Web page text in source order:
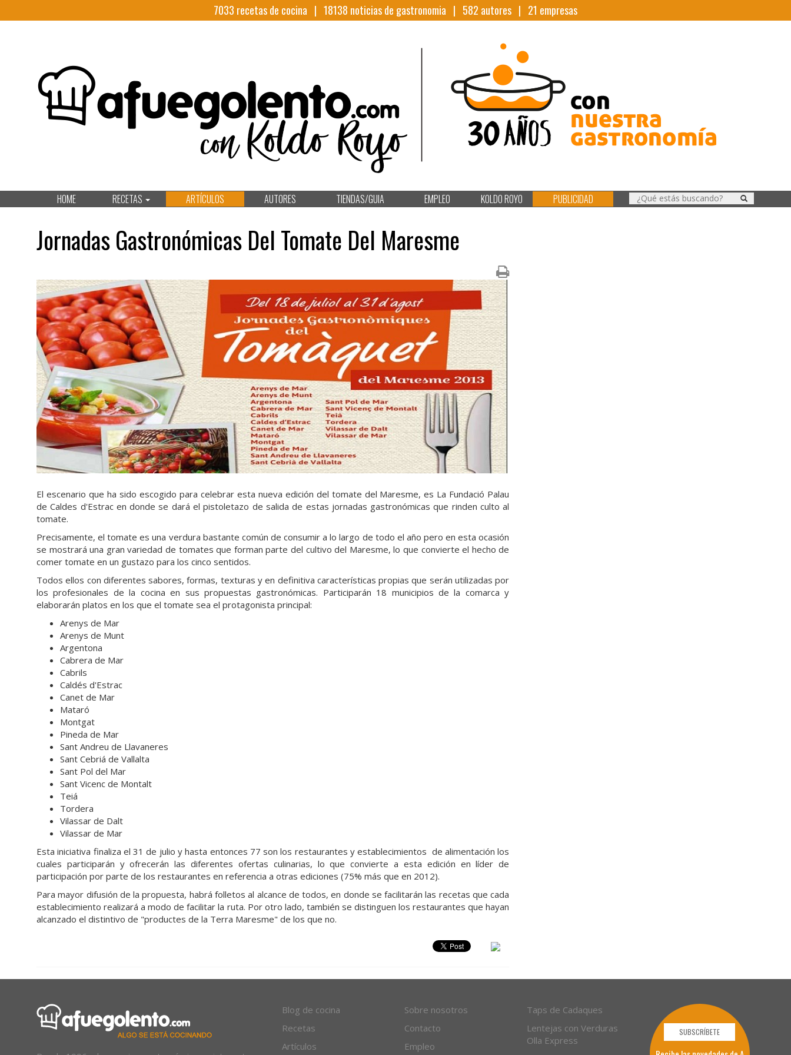
7033 recetas de cocina | 18138 noticias de gastronomia | 582 autores | 21 empresas
HOME RECETAS ARTÍCULOS AUTORES TIENDAS/GUIA EMPLEO KOLDO ROYO PUBLICIDAD
Jornadas Gastronómicas Del Tomate Del Maresme
El escenario que ha sido escogido para celebrar esta nueva edición del tomate del Maresme, es La Fundació Palau
de Caldes d'Estrac en donde se dará el pistoletazo de salida de estas jornadas gastronómicas que rinden culto al
tomate.
Precisamente, el tomate es una verdura bastante común de consumir a lo largo de todo el año pero en esta ocasión
se mostrará una gran variedad de tomates que forman parte del cultivo del Maresme, lo que convierte el hecho de
comer tomate en un gustazo para los cinco sentidos.
Todos ellos con diferentes sabores, formas, texturas y en definitiva características propias que serán utilizadas por
los profesionales de la cocina en sus propuestas gastronómicas. Participarán 18 municipios de la comarca y
elaborarán platos en los que el tomate sea el protagonista principal:
Arenys de Mar
Arenys de Munt
Argentona
Cabrera de Mar
Cabrils
Caldés d'Estrac
Canet de Mar
Mataró
Montgat
Pineda de Mar
Sant Andreu de Llavaneres
Sant Cebriá de Vallalta
Sant Pol del Mar
Sant Vicenc de Montalt
Teiá
Tordera
Vilassar de Dalt
Vilassar de Mar
Esta iniciativa finaliza el 31 de julio y hasta entonces 77 son los restaurantes y establecimientos de alimentación los
cuales participarán y ofrecerán las diferentes ofertas culinarias, lo que convierte a esta edición en líder de
participación por parte de los restaurantes en referencia a otras ediciones (75% más que en 2012).
Para mayor difusión de la propuesta, habrá folletos al alcance de todos, en donde se facilitarán las recetas que cada
establecimiento realizará a modo de facilitar la ruta. Por otro lado, también se distinguen los restaurantes que hayan
alcanzado el distintivo de "productes de la Terra Maresme" de los que no.
Blog de cocina
Recetas
Artículos
Sobre nosotros
Contacto
Empleo
Taps de Cadaques
Lentejas con Verduras
Olla Express
SUBSCRÍBETE